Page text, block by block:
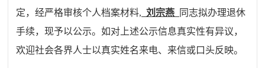
定，经严格审核个人档案材料, 刘宗燕
同志拟办理退休
手续，现予以公示。如对上述公示信息真实性有异议，
欢迎社会各界人士以真实姓名来电、来信或口头反映。